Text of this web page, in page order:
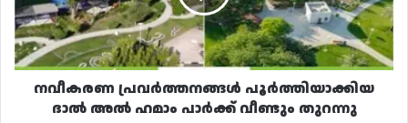
ഹമാം
പാർക്ക്
വീണ്ടും
തുറന്നു
നവീകരണ പ്രവർത്തനങ്ങൾ പൂർത്തിയാക്കിയ
ദാൽ അൽ ഹമാം പാർക്ക് വീണ്ടും തുറന്നു